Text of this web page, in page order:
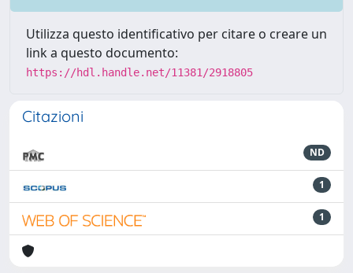
Utilizza questo identificativo per citare o creare un
link a questo documento:
https://hdl.handle.net/11381/2918805
Citazioni
ND
1
1